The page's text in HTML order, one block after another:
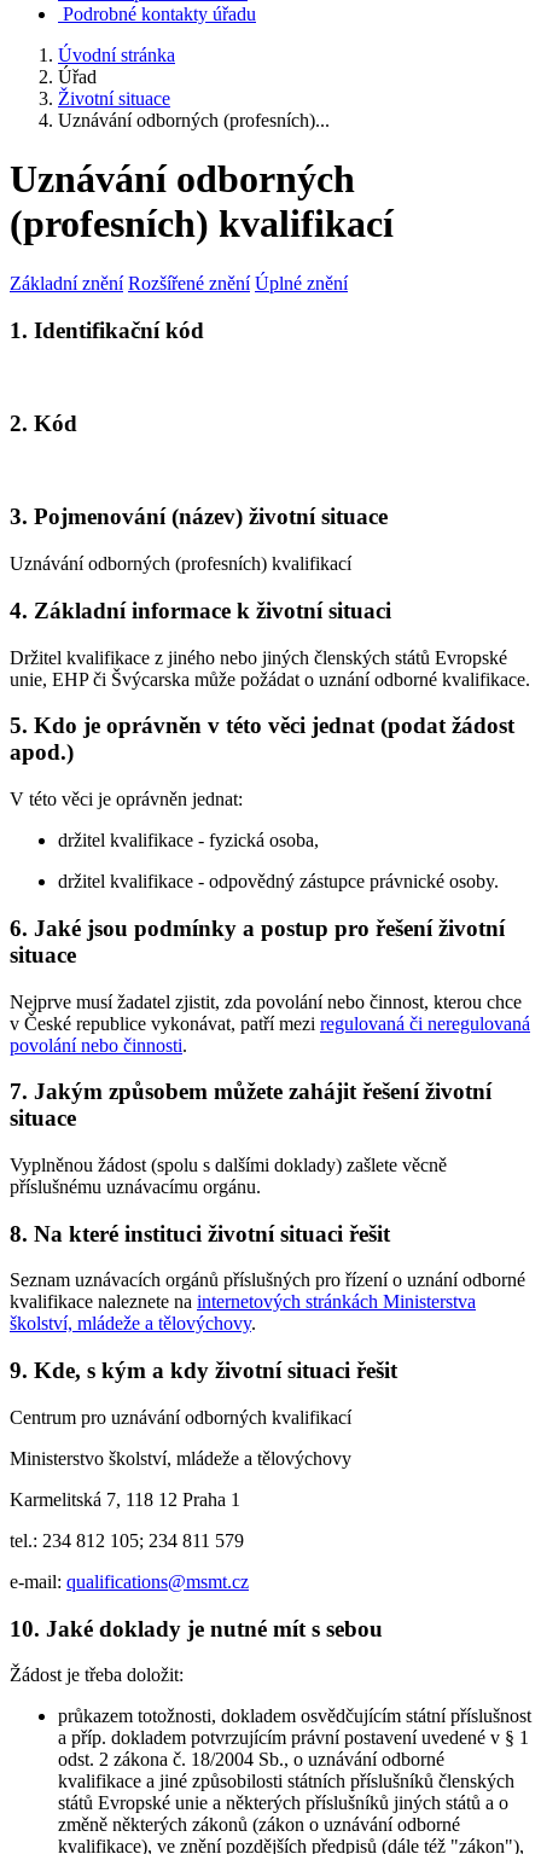
Podrobné kontakty úřadu
Úvodní stránka
Úřad
Životní situace
Uznávání odborných (profesních)...
Uznávání odborných
(profesních) kvalifikací
Základní znění Rozšířené znění Úplné znění
1. Identifikační kód
2. Kód
3. Pojmenování (název) životní situace
Uznávání odborných (profesních) kvalifikací
4. Základní informace k životní situaci
Držitel kvalifikace z jiného nebo jiných členských států Evropské
unie, EHP či Švýcarska může požádat o uznání odborné kvalifikace.
5. Kdo je oprávněn v této věci jednat (podat žádost
apod.)
V této věci je oprávněn jednat:
držitel kvalifikace - fyzická osoba,
držitel kvalifikace - odpovědný zástupce právnické osoby.
6. Jaké jsou podmínky a postup pro řešení životní
situace
Nejprve musí žadatel zjistit, zda povolání nebo činnost, kterou chce
v České republice vykonávat, patří mezi regulovaná či neregulovaná
povolání nebo činnosti.
7. Jakým způsobem můžete zahájit řešení životní
situace
Vyplněnou žádost (spolu s dalšími doklady) zašlete věcně
příslušnému uznávacímu orgánu.
8. Na které instituci životní situaci řešit
Seznam uznávacích orgánů příslušných pro řízení o uznání odborné
kvalifikace naleznete na internetových stránkách Ministerstva
školství, mládeže a tělovýchovy.
9. Kde, s kým a kdy životní situaci řešit
Centrum pro uznávání odborných kvalifikací
Ministerstvo školství, mládeže a tělovýchovy
Karmelitská 7, 118 12 Praha 1
tel.: 234 812 105; 234 811 579
e-mail: qualifications@msmt.cz
10. Jaké doklady je nutné mít s sebou
Žádost je třeba doložit:
průkazem totožnosti, dokladem osvědčujícím státní příslušnost
a příp. dokladem potvrzujícím právní postavení uvedené v § 1
odst. 2 zákona č. 18/2004 Sb., o uznávání odborné
kvalifikace a jiné způsobilosti státních příslušníků členských
států Evropské unie a některých příslušníků jiných států a o
změně některých zákonů (zákon o uznávání odborné
kvalifikace), ve znění pozdějších předpisů (dále též "zákon"),